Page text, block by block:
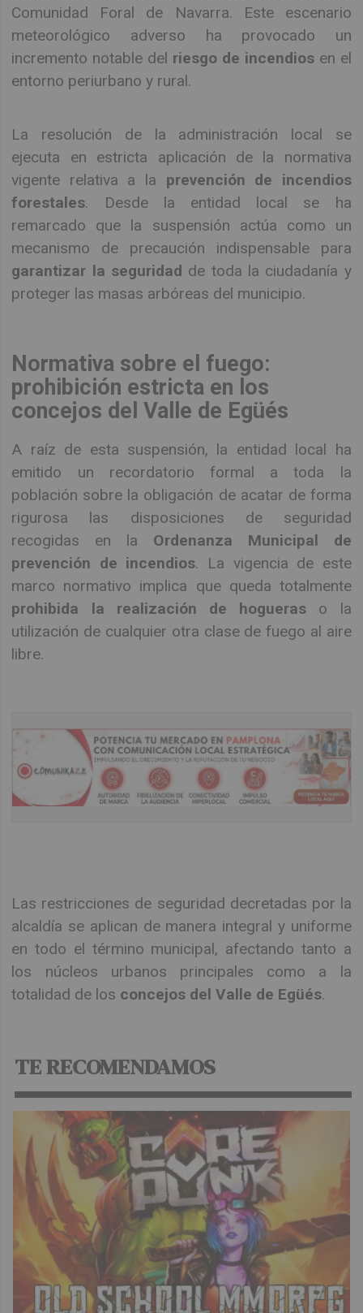
Comunidad Foral de Navarra. Este escenario
meteorológico adverso ha provocado un
incremento notable del riesgo de incendiosen el
entorno periurbano y rural.
La resolución de la administración local se
ejecuta en estricta aplicación de la normativa
vigente relativa a la prevención de incendios
forestales. Desde la entidad local se ha
remarcado que la suspensión actúa como un
mecanismo de precaución indispensable para
garantizar la seguridad de toda la ciudadanía y
proteger las masas arbóreas del municipio.
Normativa sobre el fuego:
prohibición estricta en los
concejos del Valle de Egüés
A raíz de esta suspensión, la entidad local ha
emitido un recordatorio formal a toda la
población sobre la obligación de acatar de forma
rigurosa las disposiciones de seguridad
recogidas en la Ordenanza Municipal de
prevención de incendios. La vigencia de este
marco normativo implica que queda totalmente
prohibida la realización de hogueras o la
utilización de cualquier otra clase de fuego al aire
libre.
Las restricciones de seguridad decretadas por la
alcaldía se aplican de manera integral y uniforme
en todo el término municipal, afectando tanto a
los núcleos urbanos principales como a la
totalidad de los concejos del Valle de Egüés.
TE RECOMENDAMOS